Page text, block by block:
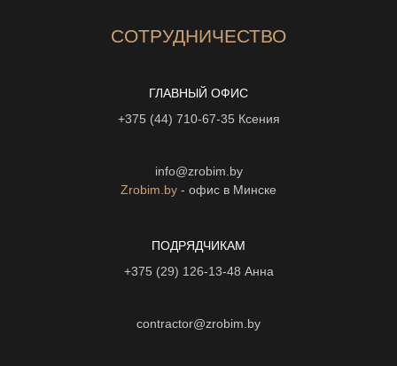
СОТРУДНИЧЕСТВО
ГЛАВНЫЙ ОФИС
+375 (44) 710-67-35 Ксения
info@zrobim.by
Zrobim.by - офис в Минске
ПОДРЯДЧИКАМ
+375 (29) 126-13-48 Анна
contractor@zrobim.by